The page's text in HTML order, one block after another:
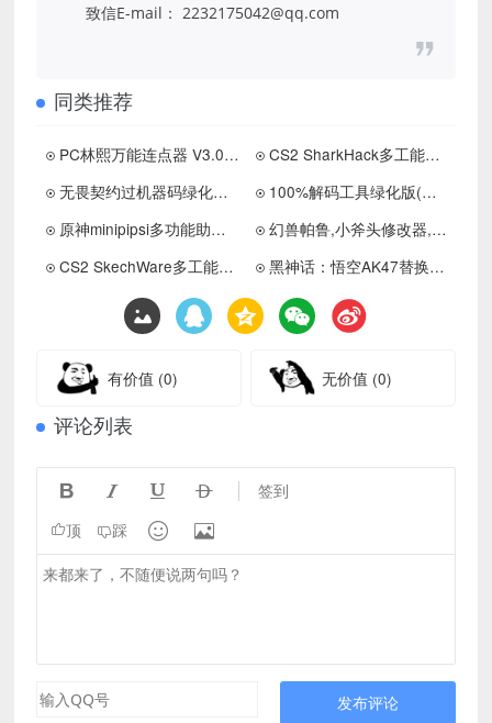
致信E-mail： 2232175042@qq.com
同类推荐
PC林熙万能连点器 V3.0（宏）
CS2 SharkHack多工能免费版助手下载
无畏契约过机器码绿化版工具下载
100%解码工具绿化版(可解其他游戏).【需重装】
原神minipipsi多功能助手0.11.4国际服下载 更新置顶
幻兽帕鲁,小斧头修改器,直接修改帕鲁技能和被动
CS2 SkechWare多工能助手免费版v1.1下载
黑神话：悟空AK47替换金箍棒MOD
有价值 (0) 无价值 (0)
评论列表
    签到
顶 踩  
发布评论